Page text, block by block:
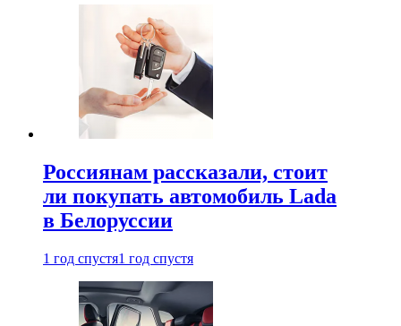
Россиянам рассказали, стоит
ли покупать автомобиль Lada
в Белоруссии
1 год спустя1 год спустя